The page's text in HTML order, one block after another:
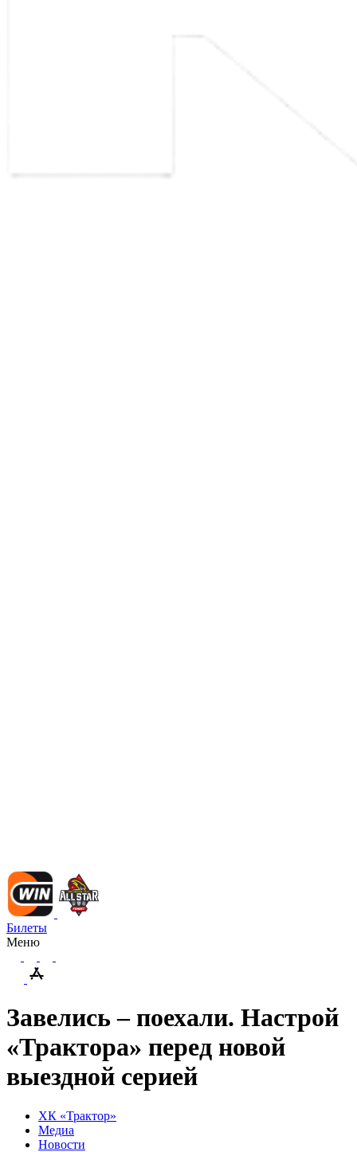
Билеты
Меню
Завелись – поехали. Настрой
«Трактора» перед новой
выездной серией
ХК «Трактор»
Медиа
Новости